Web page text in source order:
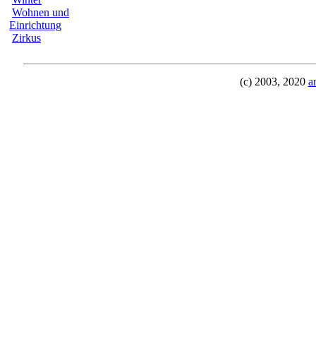
Wohnen und
Einrichtung
Zirkus
(c) 2003, 2020